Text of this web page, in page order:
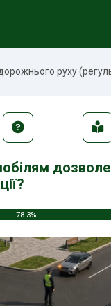
руху
78.3%